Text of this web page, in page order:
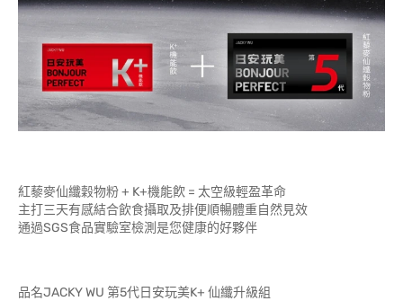
紅藜麥仙纖穀物粉 + K+機能飮 = 太空級輕盈革命
主打三天有感結合飲食攝取及排便順暢體重自然見效
通過SGS食品實驗室檢測是您健康的好夥伴
品名JACKY WU 第5代日安玩美K+ 仙纖升級組